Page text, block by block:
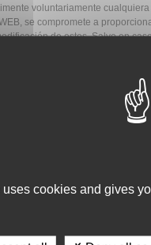
voluntariamente
se compromete a
de estos. Salvo en
formularios son necesarios para
de terceros, se obliga a
la normativa de protección de
y el deber de transparencia
los mismos a FIBAO
faciliten sus datos personales
de sus padres o tutores. En
de todos los derechos de
contenidos en el mismo (a
uses cookies and gives